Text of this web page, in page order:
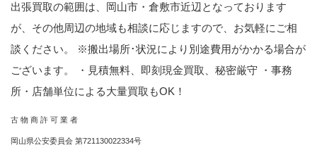
出張買取の範囲は、岡山市・倉敷市近辺となっております
が、その他周辺の地域も相談に応じますので、お気軽にご相
談ください。 ※搬出場所･状況により別途費用がかかる場合が
ございます。 ・見積無料、即刻現金買取、秘密厳守 ・事務
所・店舗単位による大量買取もOK！
古 物 商 許 可 業 者
岡山県公安委員会 第721130022334号